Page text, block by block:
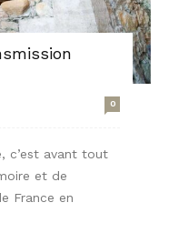
0
c’est avant tout
et de
France en